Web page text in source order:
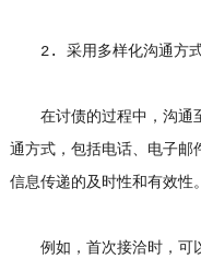
2. 采用多样化沟通方
在讨债的过程中，沟通
通方式，包括电话、电子邮
信息传递的及时性和有效性。
例如，首次接洽时，可